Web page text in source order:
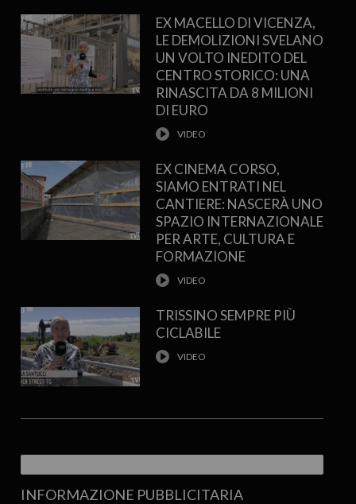
EX MACELLO DI VICENZA,
LE DEMOLIZIONI SVELANO
UN VOLTO INEDITO DEL
CENTRO STORICO: UNA
RINASCITA DA 8 MILIONI
DI EURO
EX CINEMA CORSO,
SIAMO ENTRATI NEL
CANTIERE: NASCERÀ UNO
SPAZIO INTERNAZIONALE
PER ARTE, CULTURA E
FORMAZIONE
TRISSINO SEMPRE PIÙ
CICLABILE
INFORMAZIONE PUBBLICITARIA